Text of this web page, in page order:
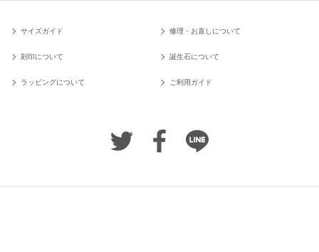
サイズガイド 修理・お直しについて
刻印について 誕生石について
ラッピングについて ご利用ガイド